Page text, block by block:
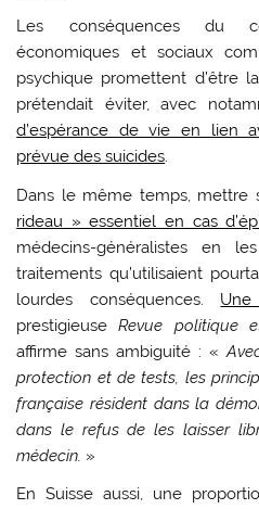
Les conséquences du
économiques et sociaux
psychique promettent d’être
prétendait éviter, avec
d’espérance de vie en lien
prévue des suicides.
Dans le même temps, mettre
rideau » essentiel en cas
médecins-généralistes en
traitements qu’utilisaient
lourdes conséquences.
prestigieuseRevue politique
affirme sans ambiguité : «
protection et de tests, les
française résident dans la
dans le refus de les laisser
médecin. »
En Suisse aussi, une